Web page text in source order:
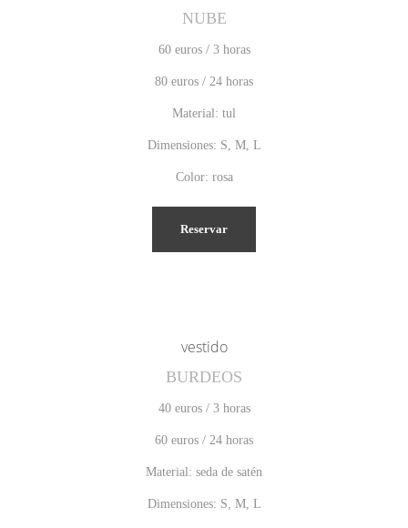
NUBE
60 euros / 3 horas
80 euros / 24 horas
Material: tul
Dimensiones: S, M, L
Color: rosa
Reservar
vestido
BURDEOS
40 euros / 3 horas
60 euros / 24 horas
Material: seda de satén
Dimensiones: S, M, L